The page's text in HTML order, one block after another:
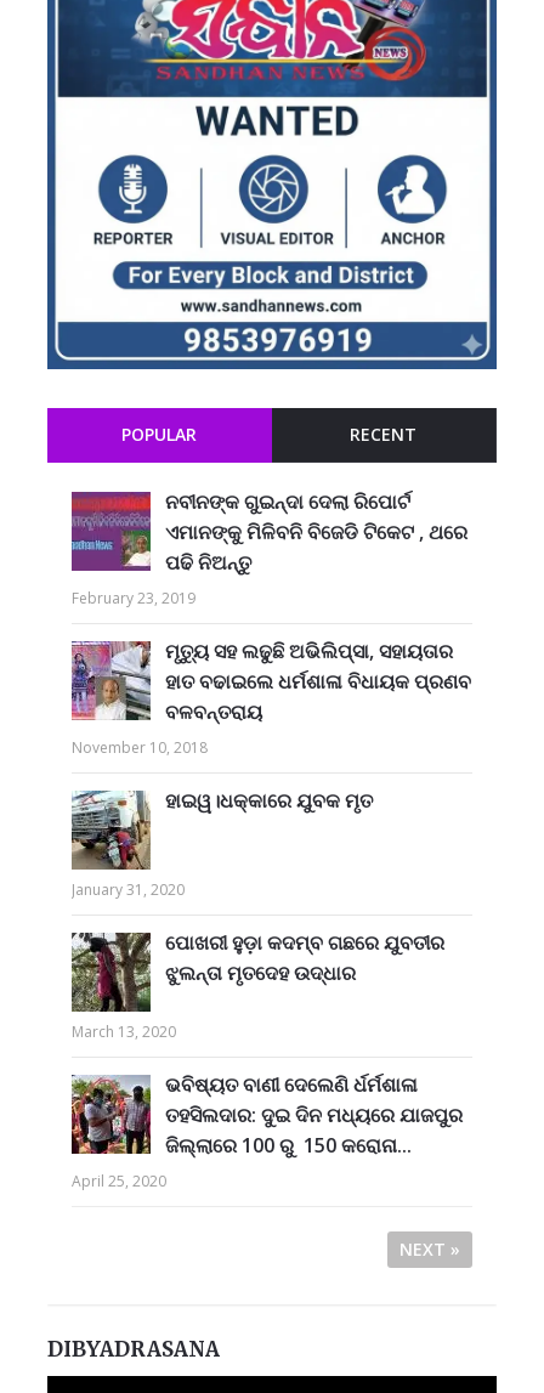
POPULAR RECENT
ନବୀନଙ୍କ ଗୁଇନ୍ଦା ଦେଲା ରିପୋର୍ଟ
ଏମାନଙ୍କୁ ମିଳିବନି ବିଜେଡି ଟିକେଟ , ଥରେ
ପଢି ନିଅନ୍ତୁ
February 23, 2019
ମୃତ୍ୟୁ ସହ ଲଢୁଛି ଅଭିଲିପ୍ସା, ସହାୟତାର
ହାତ ବଢାଇଲେ ଧର୍ମଶାଳା ବିଧାୟକ ପ୍ରଣବ
ବଳବନ୍ତରାୟ
November 10, 2018
ହାଇୱ।ଧକ୍କାରେ ଯୁବକ ମୃତ
January 31, 2020
ପୋଖରୀ ହୁଡ଼ା କଦମ୍ବ ଗଛରେ ଯୁବତୀର
ଝୁଲନ୍ତା ମୃତଦେହ ଉଦ୍ଧାର
March 13, 2020
ଭବିଷ୍ୟତ ବାଣୀ ଦେଲେଣି ର୍ଧର୍ମଶାଳା
ତହସିଲଦାର: ଦୁଇ ଦିନ ମଧ୍ୟରେ ଯାଜପୁର
ଜିଲ୍ଲାରେ 100 ରୁ 150 କରୋନା...
April 25, 2020
NEXT »
DIBYADRASANA